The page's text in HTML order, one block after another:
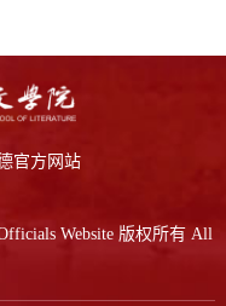
官方网站
Website 版权所有 All